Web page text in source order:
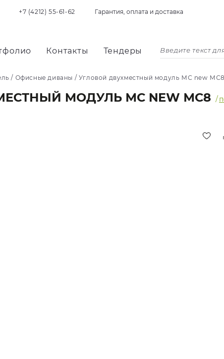
+7 (4212) 55-61-62 Гарантия, оплата и доставка
Контакты Тендеры
/ Офисные диваны / Угловой двухместный модуль МС new МС8
МОДУЛЬ МС NEW МС8 /